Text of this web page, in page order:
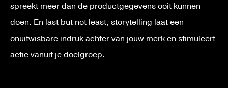
spreekt meer dan de productgegevens ooit kunnen
doen. En last but not least, storytelling laat een
onuitwisbare indruk achter van jouw merk en stimuleert
actie vanuit je doelgroep.